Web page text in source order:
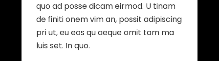
quo ad posse dicam eirmod. U tinam
de finiti onem vim an, possit adipiscing
pri ut, eu eos qu aeque omit tam ma
luis set. In quo.